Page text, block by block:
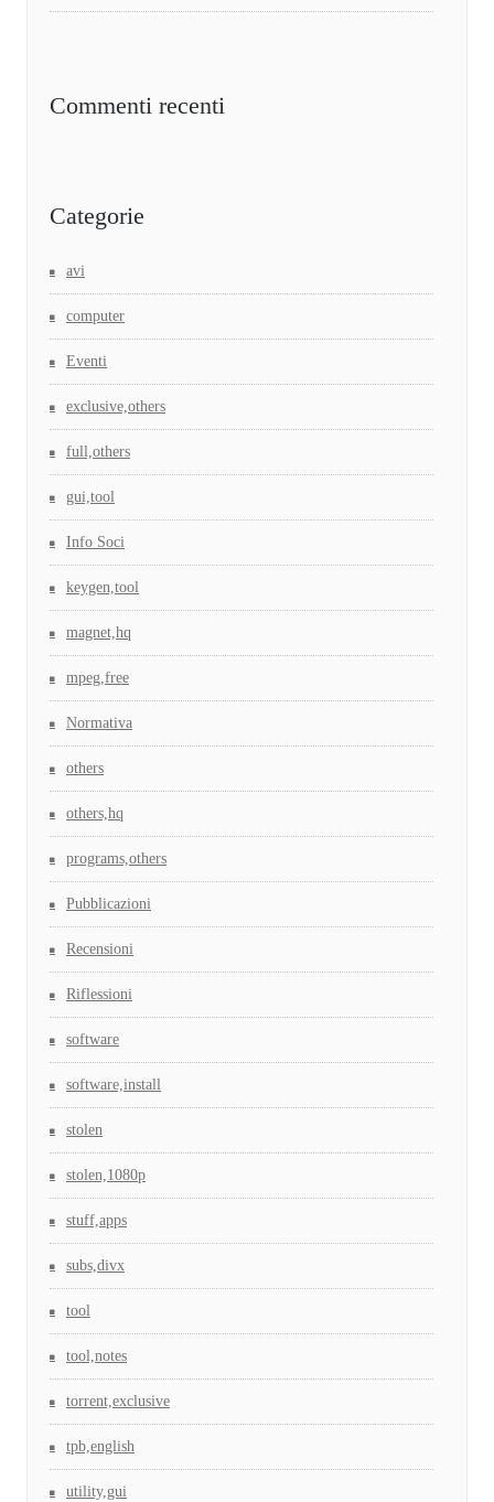
Commenti recenti
Categorie
avi
computer
Eventi
exclusive,others
full,others
gui,tool
Info Soci
keygen,tool
magnet,hq
mpeg,free
Normativa
others
others,hq
programs,others
Pubblicazioni
Recensioni
Riflessioni
software
software,install
stolen
stolen,1080p
stuff,apps
subs,divx
tool
tool,notes
torrent,exclusive
tpb,english
utility,gui